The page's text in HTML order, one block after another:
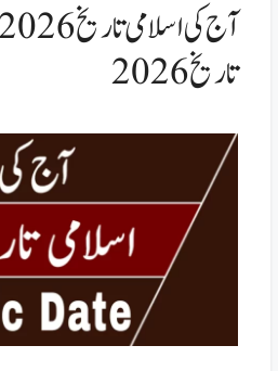
تاریخ 2026